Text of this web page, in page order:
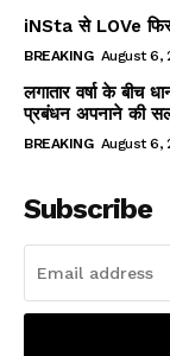
iNSta से LOVe
BREAKING August 6,
लगातार वर्षा के बीच
प्रबंधन अपनाने की
BREAKING August 6,
Subscribe